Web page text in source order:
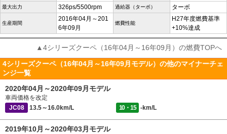
最大出力 326ps/5500rpm 過給器（ターボ） ターボ
生産期間
2016年04月～201
6年09月
燃費性能
H27年度燃費基準
+10%達成
▲4シリーズクーペ（16年04月～16年09月）の燃費TOPへ
4シリーズクーペ（16年04月～16年09月モデル）の他のマイナーチェ
ンジ一覧
2020年04月～2020年09月モデル
車両価格を改定
JC08
13.5～16.0km/L 10・15 -km/L
2019年10月～2020年03月モデル